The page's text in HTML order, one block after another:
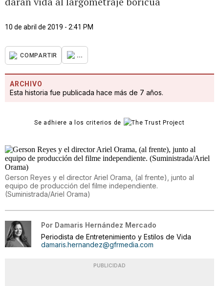
10 de abril de 2019 - 2:41 PM
COMPARTIR ...
ARCHIVO
Esta historia fue publicada hace más de 7 años.
Se adhiere a los criterios de
Gerson Reyes y el director Ariel Orama, (al frente), junto al
equipo de producción del filme independiente.
(Suministrada/Ariel Orama)
Por Damaris Hernández Mercado
Periodista de Entretenimiento y Estilos de Vida
damaris.hernandez@gfrmedia.com
PUBLICIDAD